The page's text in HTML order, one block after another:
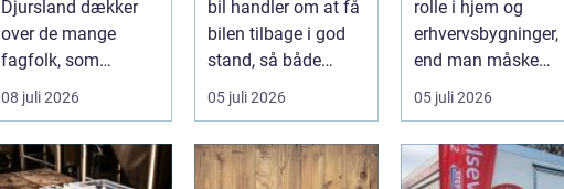
Djursland dækker
over de mange
fagfolk, som
hjælper pri...
08 juli 2026
bil handler om at få
bilen tilbage i god
stand, så både
sikk...
05 juli 2026
glasopgaver
rolle i hjem og
erhvervsbygninger,
end man måske
tænker ov...
05 juli 2026